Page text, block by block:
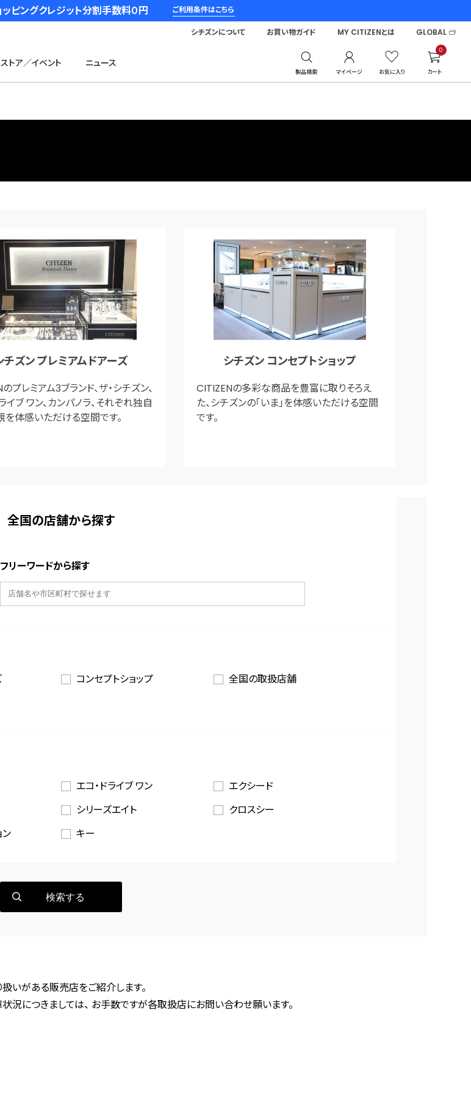
ピングクレジット分割手数料０円 ご利用条件はこちら
ストア／イベント ニュース
製品検索 マイページ お気に入り
0
カート
シチズンについて お買い物ガイド MY CITIZENとは GLOBAL
チズン プレミアムドアーズ
プレミアム3ブランド、ザ・シチズン、
イブ ワン、カンパノラ、それぞれ独自
を体感いただける空間です。
シチズン コンセプトショップ
CITIZENの多彩な商品を豊富に取りそろえ
た、シチズンの「いま」を体感いただける空間
です。
全国の店舗から探す
フリーワードから探す
コンセプトショップ
全国の取扱店舗
エコ・ドライブ ワン
エクシード
シリーズエイト
クロスシー
キー
検索する
扱いがある販売店をご紹介します。
況につきましては、 お手数ですが各取扱店にお問い合わせ願います。